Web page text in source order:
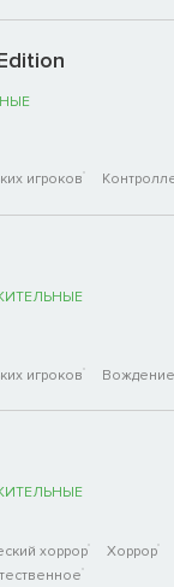
игроков
игроков Вождение
хоррор
Хоррор